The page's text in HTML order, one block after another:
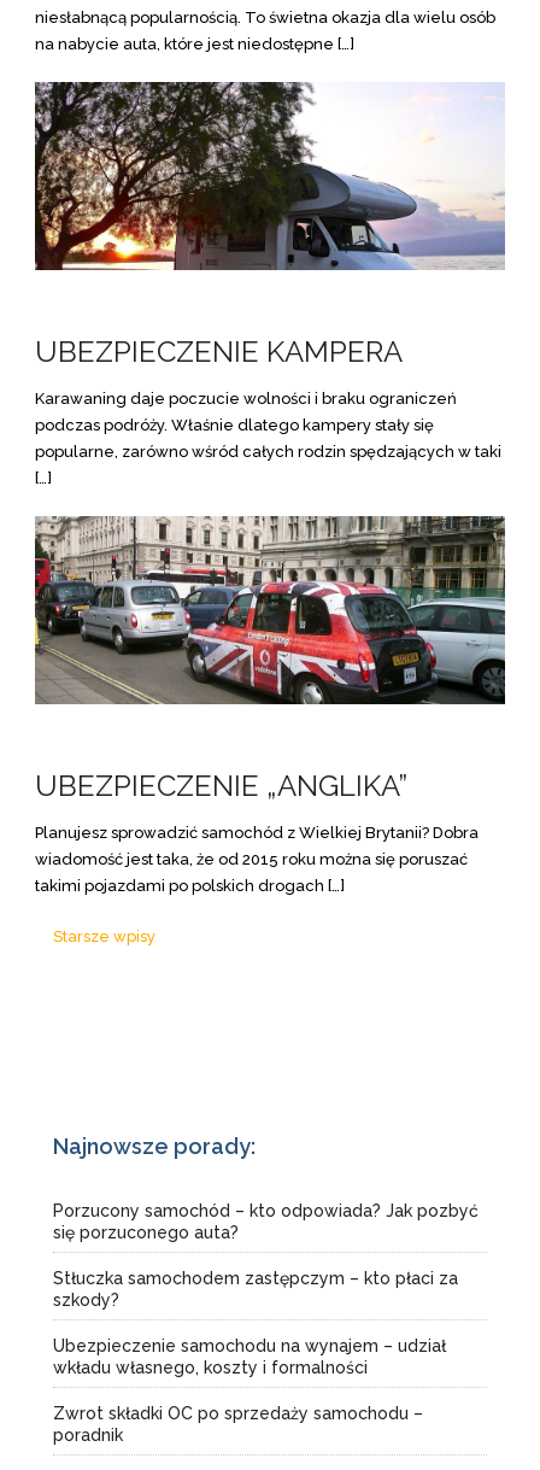
niesłabnącą popularnością. To świetna okazja dla wielu osób
na nabycie auta, które jest niedostępne […]
UBEZPIECZENIE KAMPERA
Karawaning daje poczucie wolności i braku ograniczeń
podczas podróży. Właśnie dlatego kampery stały się
popularne, zarówno wśród całych rodzin spędzających w taki
[…]
UBEZPIECZENIE „ANGLIKA”
Planujesz sprowadzić samochód z Wielkiej Brytanii? Dobra
wiadomość jest taka, że od 2015 roku można się poruszać
takimi pojazdami po polskich drogach […]
Nawigacja
Starsze wpisy
Najnowsze porady:
Porzucony samochód – kto odpowiada? Jak pozbyć
się porzuconego auta?
Stłuczka samochodem zastępczym – kto płaci za
szkody?
Ubezpieczenie samochodu na wynajem – udział
wkładu własnego, koszty i formalności
Zwrot składki OC po sprzedaży samochodu –
poradnik